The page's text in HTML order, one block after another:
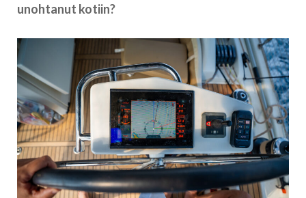
unohtanut kotiin?